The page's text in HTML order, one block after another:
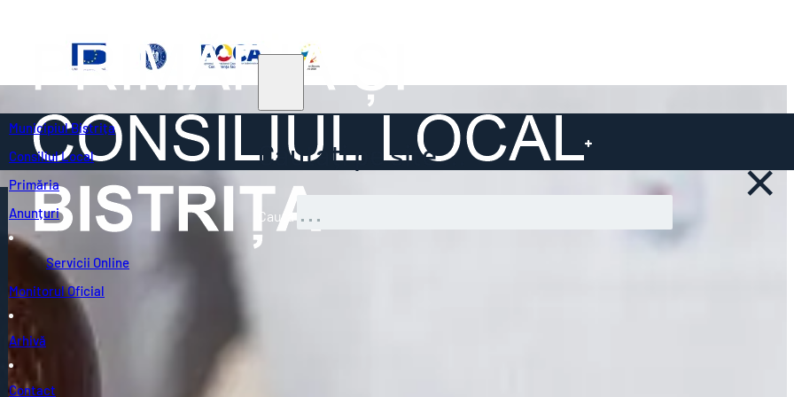
Municipiul Bistrița
Consiliul Local
Primăria
Anunțuri
Servicii Online
Monitorul Oficial
Arhivă
Contact
Căutați pe site ...
Caută
×